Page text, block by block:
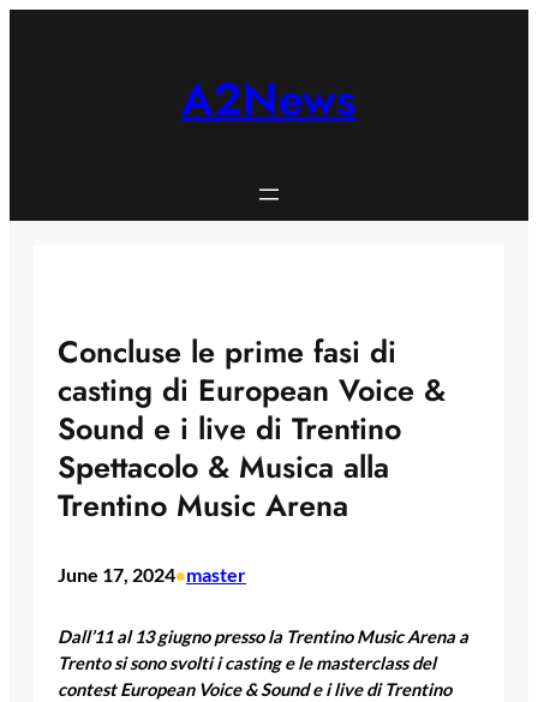
A2News
Concluse le prime fasi di
casting di European Voice &
Sound e i live di Trentino
Spettacolo & Musica alla
Trentino Music Arena
June 17, 2024•master
Dall’11 al 13 giugno presso la Trentino Music Arena a
Trento si sono svolti i casting e le masterclass del
contest European Voice & Sound e i live di Trentino